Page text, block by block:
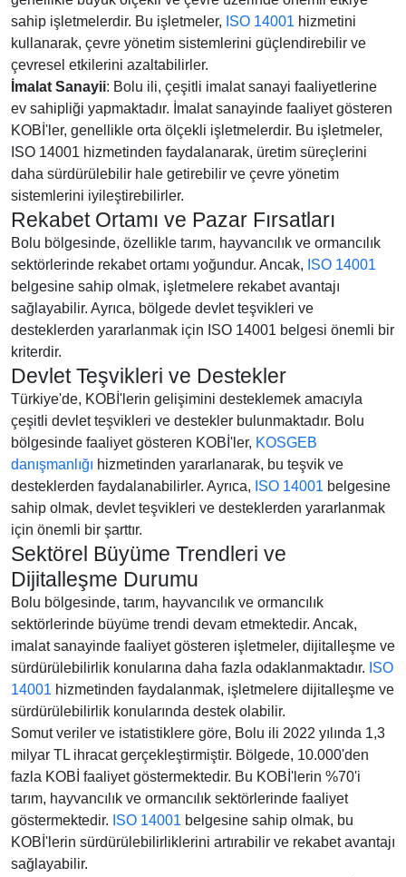
sahip işletmelerdir. Bu işletmeler, ISO 14001 hizmetini
kullanarak, çevre yönetim sistemlerini güçlendirebilir ve
çevresel etkilerini azaltabilirler.
İmalat Sanayii: Bolu ili, çeşitli imalat sanayi faaliyetlerine
ev sahipliği yapmaktadır. İmalat sanayinde faaliyet gösteren
KOBİ'ler, genellikle orta ölçekli işletmelerdir. Bu işletmeler,
ISO 14001 hizmetinden faydalanarak, üretim süreçlerini
daha sürdürülebilir hale getirebilir ve çevre yönetim
sistemlerini iyileştirebilirler.
Rekabet Ortamı ve Pazar Fırsatları
Bolu bölgesinde, özellikle tarım, hayvancılık ve ormancılık
sektörlerinde rekabet ortamı yoğundur. Ancak, ISO 14001
belgesine sahip olmak, işletmelere rekabet avantajı
sağlayabilir. Ayrıca, bölgede devlet teşvikleri ve
desteklerden yararlanmak için ISO 14001 belgesi önemli bir
kriterdir.
Devlet Teşvikleri ve Destekler
Türkiye'de, KOBİ'lerin gelişimini desteklemek amacıyla
çeşitli devlet teşvikleri ve destekler bulunmaktadır. Bolu
bölgesinde faaliyet gösteren KOBİ'ler, KOSGEB
danışmanlığı hizmetinden yararlanarak, bu teşvik ve
desteklerden faydalanabilirler. Ayrıca, ISO 14001 belgesine
sahip olmak, devlet teşvikleri ve desteklerden yararlanmak
için önemli bir şarttır.
Sektörel Büyüme Trendleri ve
Dijitalleşme Durumu
Bolu bölgesinde, tarım, hayvancılık ve ormancılık
sektörlerinde büyüme trendi devam etmektedir. Ancak,
imalat sanayinde faaliyet gösteren işletmeler, dijitalleşme ve
sürdürülebilirlik konularına daha fazla odaklanmaktadır. ISO
14001 hizmetinden faydalanmak, işletmelere dijitalleşme ve
sürdürülebilirlik konularında destek olabilir.
Somut veriler ve istatistiklere göre, Bolu ili 2022 yılında 1,3
milyar TL ihracat gerçekleştirmiştir. Bölgede, 10.000'den
fazla KOBİ faaliyet göstermektedir. Bu KOBİ'lerin %70'i
tarım, hayvancılık ve ormancılık sektörlerinde faaliyet
göstermektedir. ISO 14001 belgesine sahip olmak, bu
KOBİ'lerin sürdürülebilirliklerini artırabilir ve rekabet avantajı
sağlayabilir.